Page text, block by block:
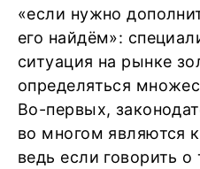
«если нужно
его найдём»:
ситуация на рынке
определяться
Во-первых,
во многом являются
ведь если говорить